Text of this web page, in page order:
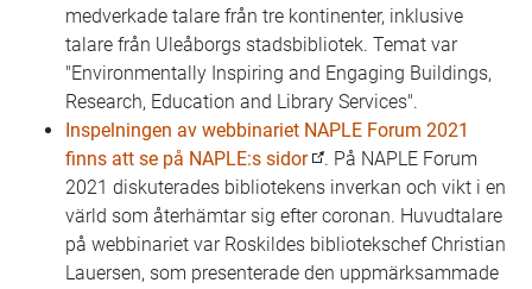
medverkade talare från tre kontinenter, inklusive
talare från Uleåborgs stadsbibliotek. Temat var
"Environmentally Inspiring and Engaging Buildings,
Research, Education and Library Services".
Inspelningen av webbinariet NAPLE Forum 2021
finns att se på NAPLE:s sidor
. På NAPLE Forum
2021 diskuterades bibliotekens inverkan och vikt i en
värld som återhämtar sig efter coronan. Huvudtalare
på webbinariet var Roskildes bibliotekschef Christian
Lauersen, som presenterade den uppmärksammade